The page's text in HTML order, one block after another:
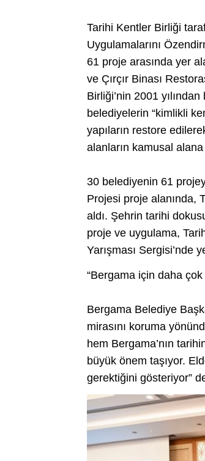
Tarihi Kentler Birliği
Uygulamalarını
61 proje arasında yer
ve Çırçır Binası
Birliği’nin 2001
belediyelerin “kimlikli
yapıların restore
alanların kamusal
30 belediyenin 61
Projesi proje alanında,
aldı. Şehrin tarihi
proje ve uygulama,
Yarışması Sergisi’nde
“Bergama için daha çok
Bergama Belediye
mirasını koruma
hem Bergama’nın
büyük önem taşıyor.
gerektiğini gösteriyor”